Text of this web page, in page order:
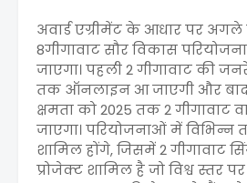
अवार्ड एग्रीमेंट के आधार पर अगले
8गीगावाट सौर विकास
जाएगा। पहली 2 गीगावाट की
तक ऑनलाइन आ जाएगी और बाद
क्षमता को 2025 तक 2 गीगावाट
जाएगा। परियोजनाओं में
शामिल होंगे, जिसमें 2 गीगावाट
प्रोजेक्ट शामिल है जो विश्व स्तर